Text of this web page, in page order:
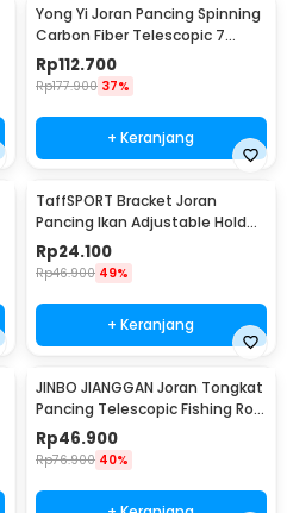
Yong Yi Joran Pancing Spinning
Carbon Fiber Telescopic 7
Section 1.8M - LF9-07
Rp112.700
Rp177.900 37%
+ Keranjang
TaffSPORT Bracket Joran
Pancing Ikan Adjustable Holder
1.7M - V-003
Rp24.100
Rp46.900 49%
+ Keranjang
JINBO JIANGGAN Joran Tongkat
Pancing Telescopic Fishing Rod
1.5M - S6
Rp46.900
Rp76.900 40%